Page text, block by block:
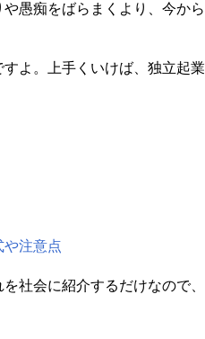
愚痴をばらまくより、今から
よ。上手くいけば、独立起業
や注意点
社会に紹介するだけなので、